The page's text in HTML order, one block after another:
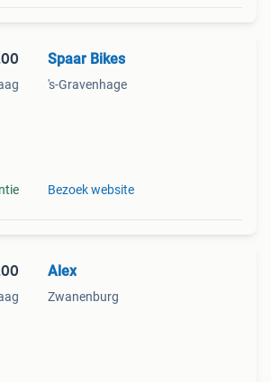
Spaar Bikes
's-Gravenhage
Bezoek website
Alex
Zwanenburg